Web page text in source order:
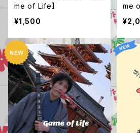
me of Life】
¥1,500
me
ステ